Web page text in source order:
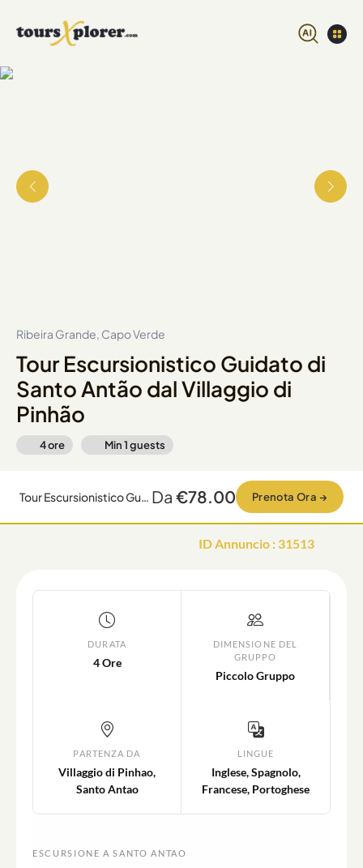
Ribeira Grande, Capo Verde
Tour Escursionistico Guidato di
Santo Antão dal Villaggio di
Pinhão
4 ore Min1guests
Tour Escursionistico Guidato di Santo Antão dal Villaggio di Pinhão Da €78.00 Prenota Ora →
ID Annuncio : 31513
DURATA
4 Ore
DIMENSIONE DEL
GRUPPO
Piccolo Gruppo
PARTENZA DA
Villaggio di Pinhao,
Santo Antao
LINGUE
Inglese, Spagnolo,
Francese, Portoghese
ESCURSIONE A SANTO ANTAO